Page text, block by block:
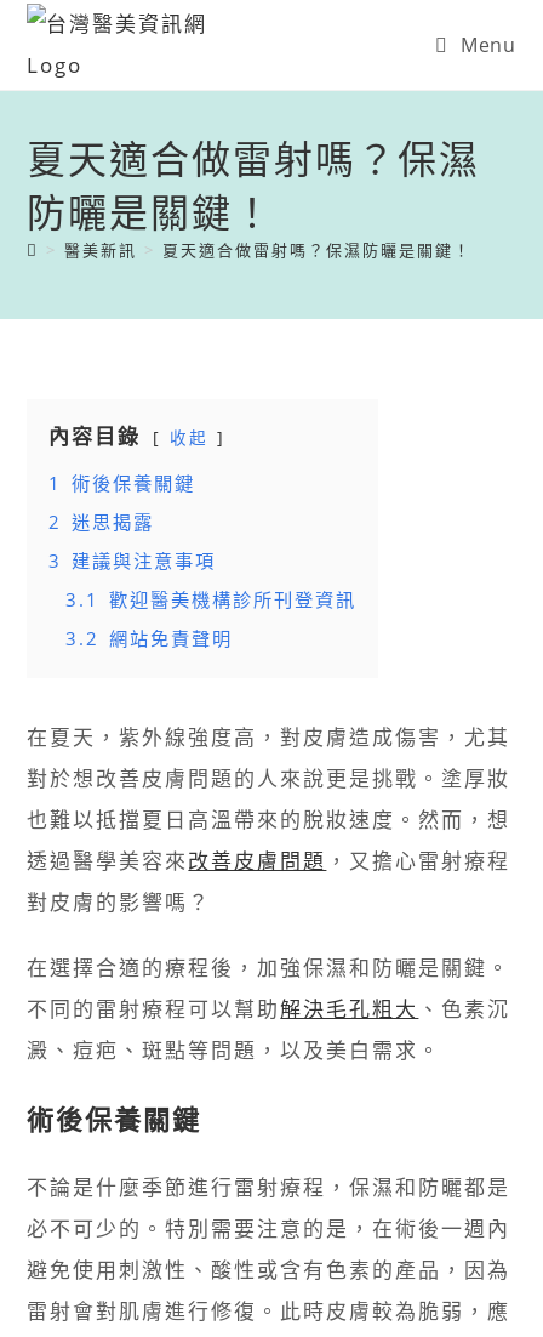
Menu
夏天適合做雷射嗎？保濕
防曬是關鍵！
> 醫美新訊 > 夏天適合做雷射嗎？保濕防曬是關鍵！
內容目錄 收起
1
術後保養關鍵
2 迷思揭露
3 建議與注意事項
3.1
歡迎醫美機構診所刊登資訊
3.2 網站免責聲明
在夏天，紫外線強度高，對皮膚造成傷害，尤其
對於想改善皮膚問題的人來說更是挑戰。塗厚妝
也難以抵擋夏日高溫帶來的脫妝速度。然而，想
透過醫學美容來改善皮膚問題 ，又擔心雷射療程
對皮膚的影響嗎？
在選擇合適的療程後，加強保濕和防曬是關鍵。
不同的雷射療程可以幫助解決毛孔粗大 、色素沉
澱、痘疤、斑點等問題，以及美白需求。
術後保養關鍵
不論是什麼季節進行雷射療程，保濕和防曬都是
必不可少的。特別需要注意的是，在術後一週內
避免使用刺激性、酸性或含有色素的產品，因為
雷射會對肌膚進行修復。此時皮膚較為脆弱，應